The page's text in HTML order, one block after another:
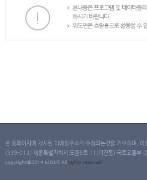
본내용은 프로그램 및 데이타등
하시기 바랍니다.
위도면은 측량용으로 활용할 수
본 홈페이지에 게시된 이메일주소가 수집되는것을 거부하며,
(339-012) 세종특별자치시 도움6로 11(어진동) 국토교통
copyright@2014 MOLIT All rights reserved.